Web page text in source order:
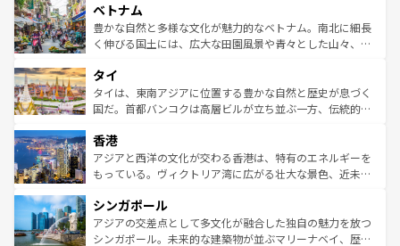
参照してほしい。
容にもいいと評判のスイーツなど、バラエティ豊かな料理
が味わえる。 なお、新着の台湾情報は コンテンツ一覧を参
照してほしい。
き、地方に足を延ばせば四季折々の自然美を楽しむことが
できる。そして、キムチや焼肉、絶品のストリートフード
まで、さまざまな韓国料理が待っている。夜には、韓国な
リティに包まれながら、韓国の多彩な魅力を心ゆくまで味
わってみてほしい。 なお、新着の韓国情報はコンテンツ一
覧を参照してほしい。
ベトナム
豊かな自然と多様な文化が魅力的なベトナム。南北に細長
く伸びる国土には、広大な田園風景や青々とした山々、世
急速な発展と共に伝統が息づく。ハノイの古い町並みやホ
ーチミン市のフランス統治時代の建物も、独特の雰囲気を
醸し出している。また、バラエティの豊かさとおいしさで
とつ。フォーやバインミー、ベトナムコーヒーなどは、ぜ
ひ現地で味わいたい。どの地域を訪れてもあたたかい人々
が旅行者を迎えてくれるので、きっと忘れられない旅にな
参照してほしい。
タイ
タイは、東南アジアに位置する豊かな自然と歴史が息づく
国だ。首都バンコクは高層ビルが立ち並ぶ一方、伝統的な
の活気が交差している。北部ではチェンマイなどの山岳地
帯で自然と触れ合い、南部ではプーケットやクラビの美し
いビーチでリゾート気分を楽しむことができる。タイ料理
激する。気候は一年中温暖で、どの季節にも異なる楽しみ
が待っている。親しみやすいタイの人々、仏教を中心とし
た文化、そして多様な観光資源が、訪れる旅人を魅了し続
香港
アジアと西洋の文化が交わる香港は、特有のエネルギーを
もっている。ヴィクトリア湾に広がる壮大な景色、近未来
み、どこを訪れても感動するはず。観光スポットが密集し
ており、効率よく見どころを回れるのも魅力。息をのむよ
うな絶景から文化的な体験まで、香港を存分に楽しみ尽く
シンガポール
アジアの交差点として多文化が融合した独自の魅力を放つ
シンガポール。未来的な建築物が並ぶマリーナベイ、歴史